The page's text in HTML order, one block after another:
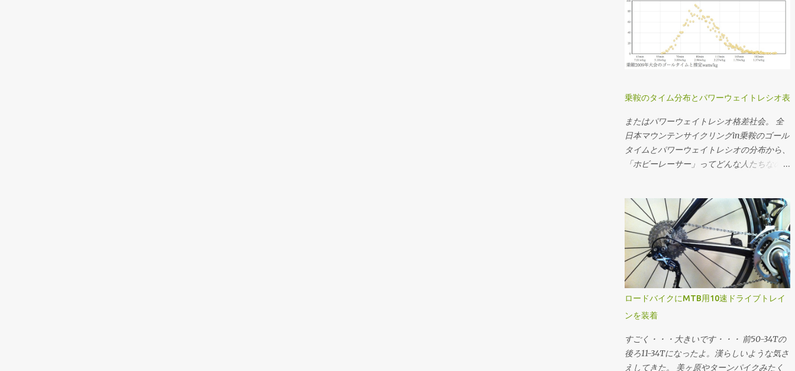
す。脳内サイクリングは裏でJSON形式のデ
ータを返すAPIを使ってるので、それを直指
定してヒストグラム書いてる。 3番目の速度
の分布から、 最小値(いちばん遅くなる急勾
配の速度) 最大値(いちばん速くなる緩斜面
多くなる速度) を見たうえで、普段山を登る
速度に当てはめたうえで、手持ちのスプロケ
ットで合致するものを選定する流れです。
速度分布の最小値と最大値に収まって、でき
るだけクロスレシオになるように...ってかん
と鳥海山の1stステージ個人TTみたく絶対チ
ェーン落ちさせたくない場合はフロント50T
のままで収まるようなギアを選んだり。 ギ
ア比とケイデンスから速度を求める場...
示していますが、グラフ自体はJavaScriptで
書いていてインタラクティブに値を見ること
ができますし、必要に応じて下記のソースコ
ードを弄ってみることもできますです。 各
勾配での速度と動力/体重比 各フィットネス
シオはライダーの体重から、速度やパワーは
の体重がもっと大きいと機材重量の影響が小
さくなり、ライダーのパワーウェイトレシオ
が同じでも少し速く走れるようになります。
逆に言うと機材の軽量化はライダーの体重が
係数 m : 質量[kg] g : 重力加速度[m/s^2] 1.
CdAと速度からパワーを求める式 w = 0.5・
CdA・p・v^3 + Crr・m・g・v 2. 速度とパ
ワーからCdAを求める式(1を変形) CdA = (w
- Crr・m・g・v) / (0.5・p・v^3) 3. CdAとパ
の解の公式でゴニョる) a = 0.5 ・p ・CdA c
= m ・g ・Crr d = w ・-1 v = 1 / (6・a)・
((4・(-27・a^2・d + 3・a・√(3・(27・a^2・
d^2 + 4・a・c^3))))^(1/3) + |(4・(-27・a^2・
d - 3・a・√(3・(27・a^2・d^2 + 4・a・
c^3))))|^(1/3) ・-1) それぞれこの3つの式で計
m=65kg、g=9.81m/s^2の状況において、
CdA=0.215で速度11.11m/s(40km/h)で走る必
要なパワーは1の式で w = 0.5・0.215・
1.226・11.11^3 + 0.004・65・9.81・11.11 w =
209.07 同様に速度11.11m/s(40km/h)で
209.07Wで走行時のCdAは2の式で CdA =
(209.07 - 0.004・65・9.81・11.11)/(0.5・
1.226・11.11^3) CdA = 0.2149 CdA=0.215で
209.07Wで走った終端速度は3の式で (省略)
v = 11.1099 という感じに求められる。 同様
の速度で"10ワットセーブする"というフレー
ムに乗り換えた...
乗鞍のタイム分布とパワーウェイトレシオ表
またはパワーウェイトレシオ格差社会。 全
日本マウンテンサイクリングin乗鞍のゴール
タイムとパワーウェイトレシオの分布から、
「ホビーレーサー」ってどんな人たちなのか
タイムの分布。横軸がタイムで縦軸が度数
(人数)ですが、横軸についてはlog(x[sec])で
対数変換 してるのでスケールに注意。 乗鞍
2009年大会ゴールタイムの分布 最頻値は
8.58316757(89分)で、標準偏差は
0.23828524。グラフの横軸では最頻値89分
を中心に標準偏差±1〜3でタイムと、タイム
から推定したパワーウェイトレシオをマーキ
ングしてます。パワーウェイトレシオについ
ては 体重: 61[kg] バイク: 7.5[kg] 装備: 2[kg]
総重量: 70.5[kg] 転がり抵抗係数: 0.0045 空
気抵抗係数: 0.3299 (てきとう) という「標準
ロードバイクにMTB用10速ドライブトレイ
ンを装着
すごく・・・大きいです・・・ 前50-34Tの
後ろ11-34Tになったよ。漢らしいような気さ
えしてきた。 美ヶ原やターンパイクみたく